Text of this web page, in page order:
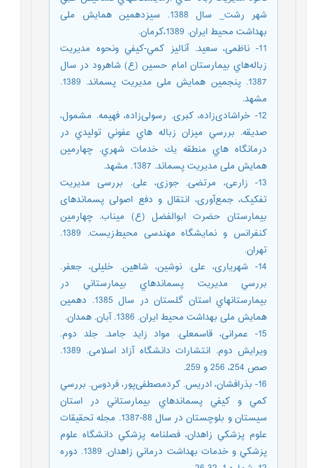
شهر رشت_ سال 1388. سیزدهمین همایش ملی
بهداشت محیط ایران. 1389،کرمان.
11- ناظمی‌‌، سعید. آناليز كمي-كيفي ونحوه مديريت
زباله‌هاي بيمارستان امام حسين (ع) شاهرود در سال
1387. پنجمین همایش ملی مدیریت پسماند. 1389.
مشهد.
12- خراشادی‌زاده، کبری. رسولی‌زاده، فهیمه. مشمول،
صدیقه. بررسي ميزان زباله هاي عفوني توليدي در
درمانگاه هاي منطقه يك خدمات شهري. چهارمین
همایش ملی مدیریت پسماند. 1387. مشهد.
13- زارعی، مرتضی. جوزی، علی. بررسی مدیریت
تفکیک، جمع‌آوری، انتقال و دفع اصولی پسماندهای
بیمارستان حضرت ابوالفضل (ع) میناب. چهارمین
کنفرانس و نمایشگاه مهندسی محیط‌زیست. 1389.
تهران.
14- شهریاری، علی. نوشین، شاهین. خلیلی، جعفر.
بررسي مديريت پسماندهاي بيمارستاني در
بيمارستانهاي استان گلستان در سال 1385. دهمین
همایش ملی بهداشت محیط ایران. 1386. آبان. همدان.
15- عمرانی، قاسمعلی. مواد زاید جامد. جلد دوم.
ویرایش دوم. انتشارات دانشگاه آزاد اسلامی. 1389.
صص 254، 256 و 259.
16- بذرافشان، ادریس. کردمصطفی‌پور، فردوس. بررسي
كمي و كيفي پسماندهاي بيمارستاني در استان
سيستان و بلوچستان در سال 88-1387. مجله تحقيقات
علوم پزشكي زاهدان، فصلنامه پزشكي دانشگاه علوم
پزشكي و خدمات بهداشت درماني زاهدان. 1389. دوره